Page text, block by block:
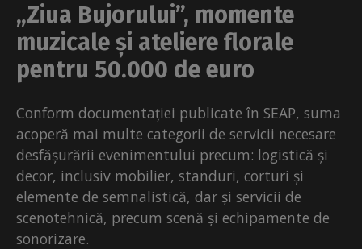
„Ziua Bujorului”, momente
muzicale și ateliere florale
pentru 50.000 de euro
Conform documentației publicate în SEAP, suma
acoperă mai multe categorii de servicii necesare
desfășurării evenimentului precum: logistică și
decor, inclusiv mobilier, standuri, corturi și
elemente de semnalistică, dar și servicii de
scenotehnică, precum scenă și echipamente de
sonorizare.